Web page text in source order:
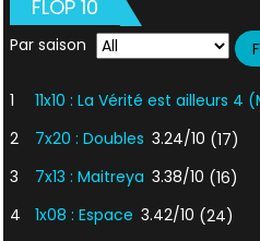
FLOP 10
Par saison
1 11x10 : La Vérité est ailleurs 4
2
7x20 : Doubles 3.24/10 (17)
3
7x13 : Maitreya 3.38/10 (16)
4
1x08 : Espace 3.42/10 (24)